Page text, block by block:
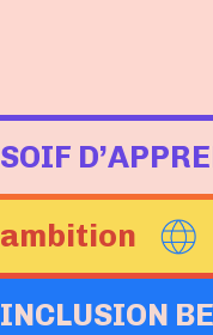
SOIF
ambition
INCLUSION